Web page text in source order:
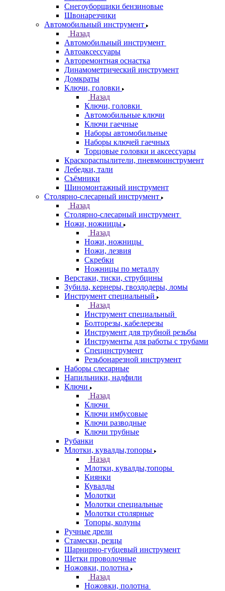
Снегоуборщики бензиновые
Швонарезчики
Автомобильный инструмент
Назад
Автомобильный инструмент
Автоаксессуары
Авторемонтная оснастка
Динамометрический инструмент
Домкраты
Ключи, головки
Назад
Ключи, головки
Автомобильные ключи
Ключи гаечные
Наборы автомобильные
Наборы ключей гаечных
Торцовые головки и аксессуары
Краскораспылители, пневмоинструмент
Лебедки, тали
Съёмники
Шиномонтажный инструмент
Столярно-слесарный инструмент
Назад
Столярно-слесарный инструмент
Ножи, ножницы
Назад
Ножи, ножницы
Ножи, лезвия
Скребки
Ножницы по металлу
Верстаки, тиски, струбцины
Зубила, кернеры, гвоздодеры, ломы
Инструмент специальный
Назад
Инструмент специальный
Болторезы, кабелерезы
Инструмент для трубной резьбы
Инструменты для работы с трубами
Специнструмент
Резьбонарезной инструмент
Наборы слесарные
Напильники, надфили
Ключи
Назад
Ключи
Ключи имбусовые
Ключи разводные
Ключи трубные
Рубанки
Млотки, кувалды,топоры
Назад
Млотки, кувалды,топоры
Киянки
Кувалды
Молотки
Молотки специальные
Молотки столярные
Топоры, колуны
Ручные дрели
Стамески, резцы
Шарнирно-губцевый инструмент
Щетки проволочные
Ножовки, полотна
Назад
Ножовки, полотна